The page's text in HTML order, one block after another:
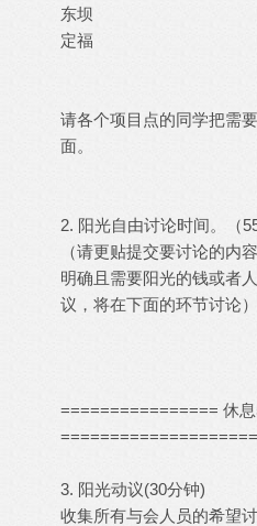
东坝
定福
请各个项目点的同学把需
面。
2. 阳光自由讨论时间。（
（请更贴提交要讨论的内
明确且需要阳光的钱或者
议，将在下面的环节讨论）
================ 休
3. 阳光动议(30分钟)
收集所有与会人员的希望